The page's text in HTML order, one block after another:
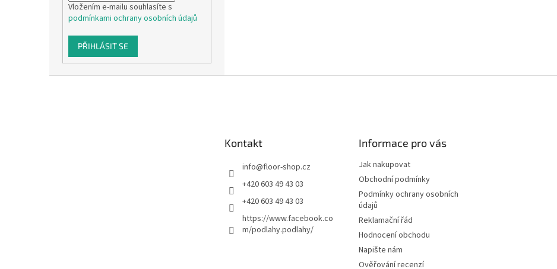
Vložením e-mailu souhlasíte s
podmínkami ochrany osobních údajů
PŘIHLÁSIT SE
Kontakt
info@floor-shop.cz
+420 603 49 43 03
+420 603 49 43 03
https://www.facebook.co
m/podlahy.podlahy/
Informace pro vás
Jak nakupovat
Obchodní podmínky
Podmínky ochrany osobních
údajů
Reklamační řád
Hodnocení obchodu
Napište nám
Ověřování recenzí